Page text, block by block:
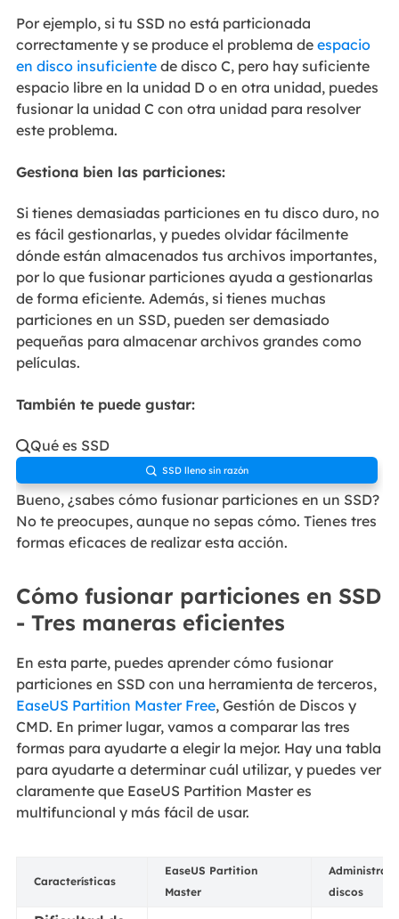
Por ejemplo, si tu SSD no está particionada
correctamente y se produce el problema de espacio
en disco insuficientede disco C, pero hay suficiente
espacio libre en la unidad D o en otra unidad, puedes
fusionar la unidad C con otra unidad para resolver
este problema.
Gestiona bien las particiones:
Si tienes demasiadas particiones en tu disco duro, no
es fácil gestionarlas, y puedes olvidar fácilmente
dónde están almacenados tus archivos importantes,
por lo que fusionar particiones ayuda a gestionarlas
de forma eficiente. Además, si tienes muchas
particiones en un SSD, pueden ser demasiado
pequeñas para almacenar archivos grandes como
películas.
También te puede gustar:
Qué es SSD
 SSD lleno sin razón
Bueno, ¿sabes cómo fusionar particiones en un SSD?
No te preocupes, aunque no sepas cómo. Tienes tres
formas eficaces de realizar esta acción.
Cómo fusionar particiones en SSD
- Tres maneras eficientes
En esta parte, puedes aprender cómo fusionar
particiones en SSD con una herramienta de terceros,
EaseUS Partition Master Free, Gestión de Discos y
CMD. En primer lugar, vamos a comparar las tres
formas para ayudarte a elegir la mejor. Hay una tabla
para ayudarte a determinar cuál utilizar, y puedes ver
claramente que EaseUS Partition Master es
multifuncional y más fácil de usar.
Características
EaseUS Partition
Master
discos